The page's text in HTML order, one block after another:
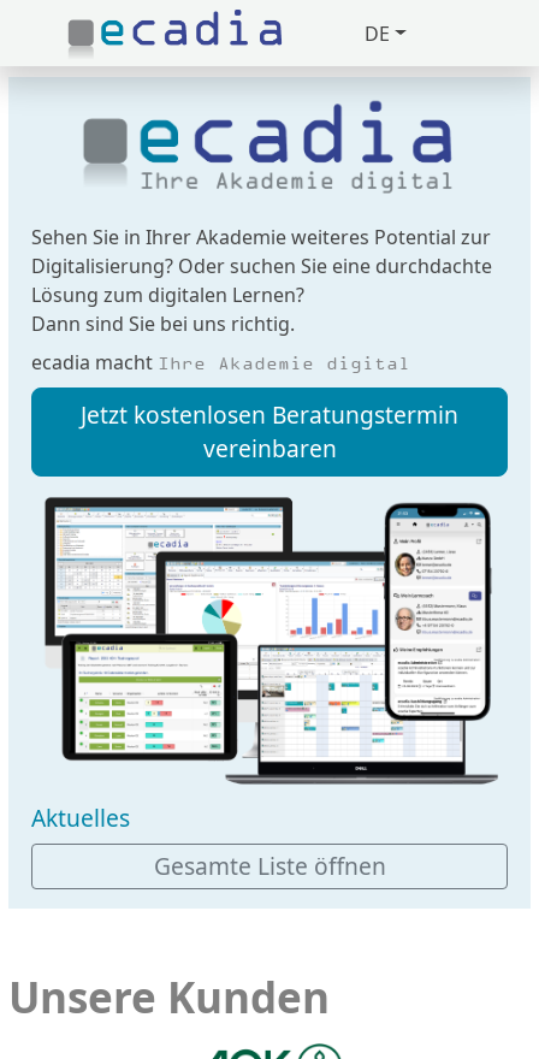
DE
Zuklappen
Loading
Loading
Loading
Loading
Sehen Sie in Ihrer Akademie weiteres Potential zur
Digitalisierung? Oder suchen Sie eine durchdachte
Lösung zum digitalen Lernen?
Dann sind Sie bei uns richtig.
ecadia macht Ihre Akademie digital
Jetzt kostenlosen Beratungstermin
vereinbaren
Aktuelles
Gesamte Liste öffnen
Unsere Kunden